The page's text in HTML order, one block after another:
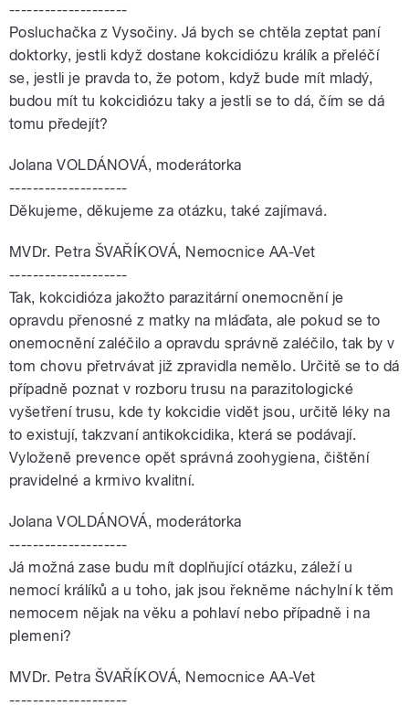
--------------------
Posluchačka z Vysočiny. Já bych se chtěla zeptat paní
doktorky, jestli když dostane kokcidiózu králík a přeléčí
se, jestli je pravda to, že potom, když bude mít mladý,
budou mít tu kokcidiózu taky a jestli se to dá, čím se dá
tomu předejít?
Jolana VOLDÁNOVÁ, moderátorka
--------------------
Děkujeme, děkujeme za otázku, také zajímavá.
MVDr. Petra ŠVAŘÍKOVÁ, Nemocnice AA-Vet
--------------------
Tak, kokcidióza jakožto parazitární onemocnění je
opravdu přenosné z matky na mláďata, ale pokud se to
onemocnění zaléčilo a opravdu správně zaléčilo, tak by v
tom chovu přetrvávat již zpravidla nemělo. Určitě se to dá
případně poznat v rozboru trusu na parazitologické
vyšetření trusu, kde ty kokcidie vidět jsou, určitě léky na
to existují, takzvaní antikokcidika, která se podávají.
Vyloženě prevence opět správná zoohygiena, čištění
pravidelné a krmivo kvalitní.
Jolana VOLDÁNOVÁ, moderátorka
--------------------
Já možná zase budu mít doplňující otázku, záleží u
nemocí králíků a u toho, jak jsou řekněme náchylní k těm
nemocem nějak na věku a pohlaví nebo případně i na
plemeni?
MVDr. Petra ŠVAŘÍKOVÁ, Nemocnice AA-Vet
--------------------